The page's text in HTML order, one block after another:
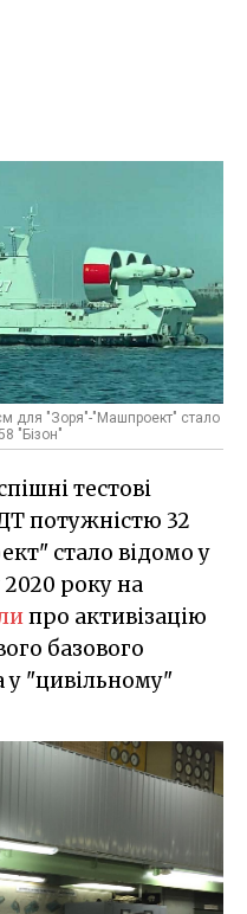
для "Зоря"-"Машпроект" стало
"Бізон"
тестові
потужністю 32
стало відомо у
2020 року на
про активізацію
базового
у "цивільному"